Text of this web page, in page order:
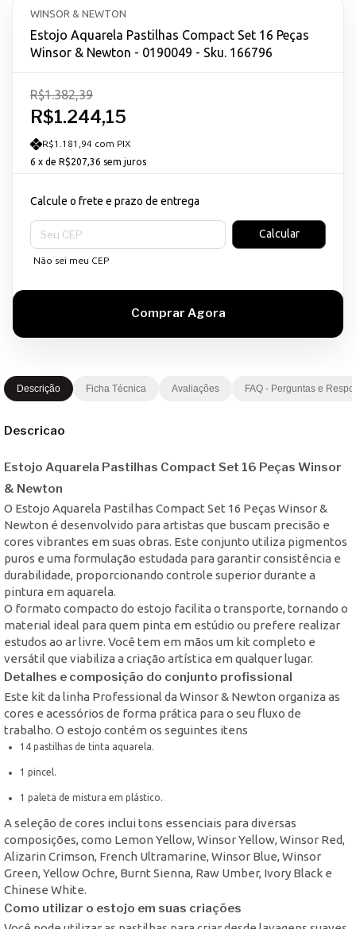
WINSOR & NEWTON
Estojo Aquarela Pastilhas Compact Set 16 Peças
Winsor & Newton - 0190049 - Sku. 166796
R$1.244,15
R$1.382,39
R$1.181,94 com PIX
6 x de R$207,36 sem juros
Calcule o frete e prazo de entrega
Entregas para o CEP:
Calcular
Não sei meu CEP
Descrição Ficha Técnica Avaliações FAQ - Perguntas e
Descricao
Estojo Aquarela Pastilhas Compact Set 16 Peças Winsor
& Newton
O Estojo Aquarela Pastilhas Compact Set 16 Peças Winsor &
Newton é desenvolvido para artistas que buscam precisão e
cores vibrantes em suas obras. Este conjunto utiliza pigmentos
puros e uma formulação estudada para garantir consistência e
durabilidade, proporcionando controle superior durante a
pintura em aquarela.
O formato compacto do estojo facilita o transporte, tornando o
material ideal para quem pinta em estúdio ou prefere realizar
estudos ao ar livre. Você tem em mãos um kit completo e
versátil que viabiliza a criação artística em qualquer lugar.
Detalhes e composição do conjunto profissional
Este kit da linha Professional da Winsor & Newton organiza as
cores e acessórios de forma prática para o seu fluxo de
trabalho. O estojo contém os seguintes itens
14 pastilhas de tinta aquarela.
1 pincel.
1 paleta de mistura em plástico.
A seleção de cores inclui tons essenciais para diversas
composições, como Lemon Yellow, Winsor Yellow, Winsor Red,
Alizarin Crimson, French Ultramarine, Winsor Blue, Winsor
Green, Yellow Ochre, Burnt Sienna, Raw Umber, Ivory Black e
Chinese White.
Como utilizar o estojo em suas criações